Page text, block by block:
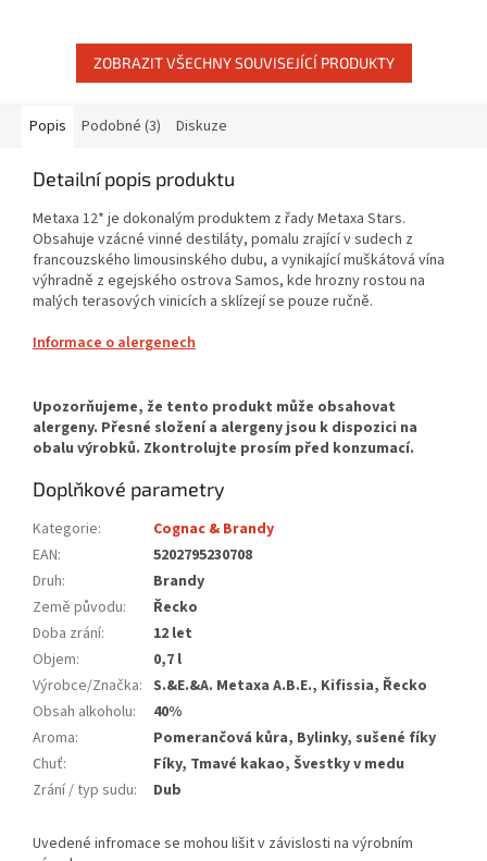
ZOBRAZIT VŠECHNY SOUVISEJÍCÍ PRODUKTY
Popis Podobné (3) Diskuze
Detailní popis produktu
Metaxa 12* je dokonalým produktem z řady Metaxa Stars.
Obsahuje vzácné vinné destiláty, pomalu zrající v sudech z
francouzského limousinského dubu, a vynikající muškátová vína
výhradně z egejského ostrova Samos, kde hrozny rostou na
malých terasových vinicích a sklízejí se pouze ručně.
Informace o alergenech
Doplňkové parametry
Kategorie:
Cognac & Brandy
EAN:
5202795230708
Druh:
Brandy
Země původu:
Řecko
Doba zrání:
12 let
Objem:
0,7 l
Výrobce/Značka: S.&E.&A. Metaxa A.B.E., Kifissia, Řecko
Obsah alkoholu:
40%
Aroma:
Pomerančová kůra, Bylinky, sušené fíky
Chuť:
Fíky, Tmavé kakao, Švestky v medu
Zrání / typ sudu: Dub